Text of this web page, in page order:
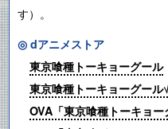
す）。
◎ dアニメストア
東京喰種トーキョーグール
東京喰種トーキョーグール
OVA「東京喰種トーキョー